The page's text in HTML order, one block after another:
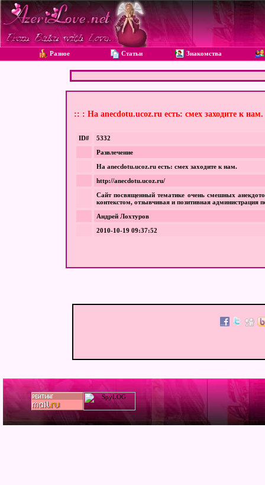
Разное Статьи Знакомства
:: : На anecdotu.ucoz.ru есть: смех заходите к нам.
ID#
5332
Развлечение
На anecdotu.ucoz.ru есть: смех заходите к нам.
http://anecdotu.ucoz.ru/
Сайт посвященный тематике очень смешных
контекстом, отзывчивая и позитивная администрация
Андрей Лохтуров
2010-10-19 09:37:52